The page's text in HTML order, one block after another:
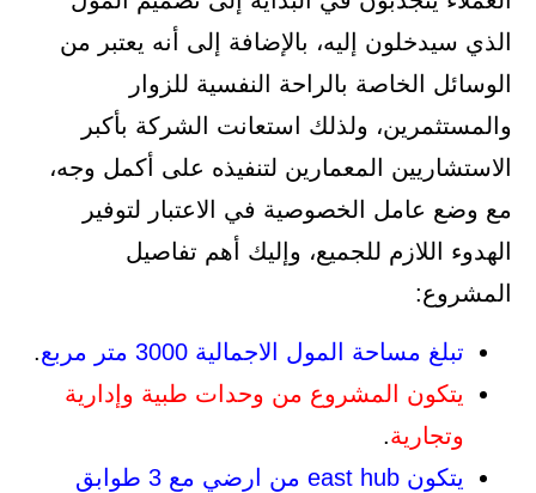
الذي سيدخلون إليه، بالإضافة إلى أنه يعتبر من
الوسائل الخاصة بالراحة النفسية للزوار
والمستثمرين، ولذلك استعانت الشركة بأكبر
الاستشاريين المعمارين لتنفيذه على أكمل وجه،
مع وضع عامل الخصوصية في الاعتبار لتوفير
الهدوء اللازم للجميع، وإليك أهم تفاصيل
المشروع:
تبلغ مساحة المول الاجمالية 3000 متر مربع
.
يتكون المشروع من وحدات طبية وإدارية
وتجارية.
يتكون east hub من ارضي مع 3 طوابق